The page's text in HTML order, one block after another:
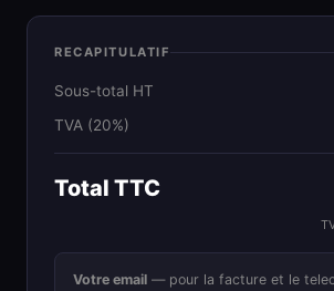
RECAPITULATIF
Sous-total HT
TVA (20%)
Total TTC
Votre email — pour la facture et le